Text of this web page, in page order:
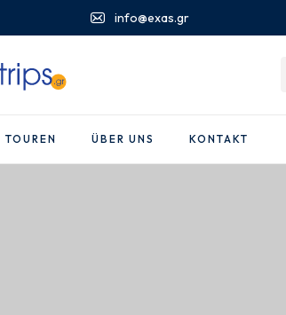
info@exas.gr
TOUREN ÜBER UNS KONTAKT